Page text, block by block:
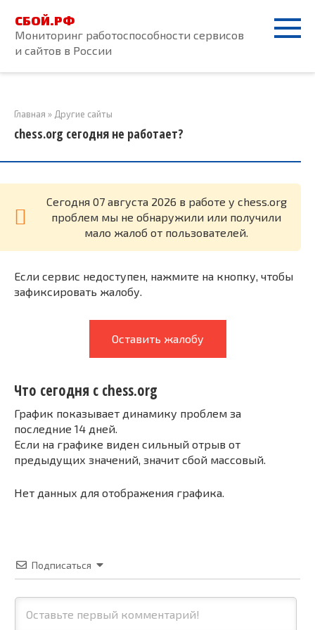
контенту
СБОЙ.РФ
Мониторинг работоспособности сервисов
и сайтов в России
Главная » Другие сайты
chess.org сегодня не работает?
Cегодня 07 августа 2026 в работе у chess.org
проблем мы не обнаружили или получили
мало жалоб от пользователей.
Если сервис недоступен, нажмите на кнопку, чтобы
зафиксировать жалобу.
Оставить жалобу
Что сегодня с chess.org
График показывает динамику проблем за
последние 14 дней.
Если на графике виден сильный отрыв от
предыдущих значений, значит сбой массовый.
Нет данных для отображения графика.
Подписаться